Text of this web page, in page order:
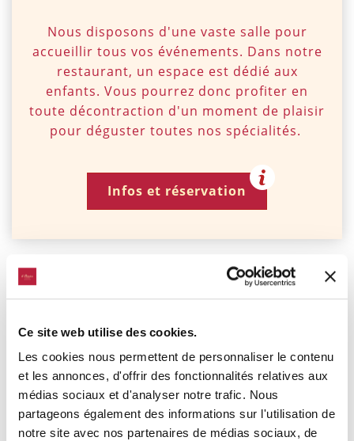
Ce site web utilise des cookies.
Les cookies nous permettent de personnaliser le contenu
et les annonces, d'offrir des fonctionnalités relatives aux
médias sociaux et d'analyser notre trafic. Nous
partageons également des informations sur l'utilisation de
notre site avec nos partenaires de médias sociaux, de
Nous disposons d'une vaste salle pour
accueillir tous vos événements. Dans notre
restaurant, un espace est dédié aux
enfants. Vous pourrez donc profiter en
toute décontraction d'un moment de plaisir
pour déguster toutes nos spécialités.
Infos et réservation
Portion de frites
Salade accompagnement
5.50 €
5.50 €
Menu Enfants
½ Pizza prosciutto ou Margerita 1 boule de glace ou ½ Penne à la
bolognaise 1 boule de glace